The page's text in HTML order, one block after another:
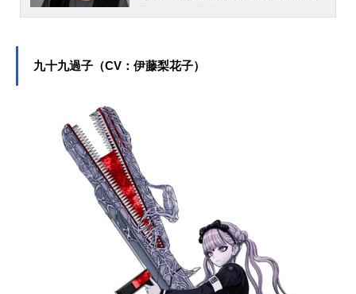
のキャラクターを多く演じていま
九十九過子（CV：伊藤梨花子）